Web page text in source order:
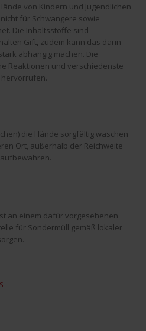
von Kindern und Jugendlichen
für Schwangere sowie
Die Inhaltsstoffe sind
Gift, zudem kann das darin
abhängig machen. Die
Reaktionen und verschiedenste
hervorrufen.
die Hände sorgfältig waschen
Ort, außerhalb der Reichweite
an einem dafür vorgesehenen
für Sondermüll gemäß lokaler